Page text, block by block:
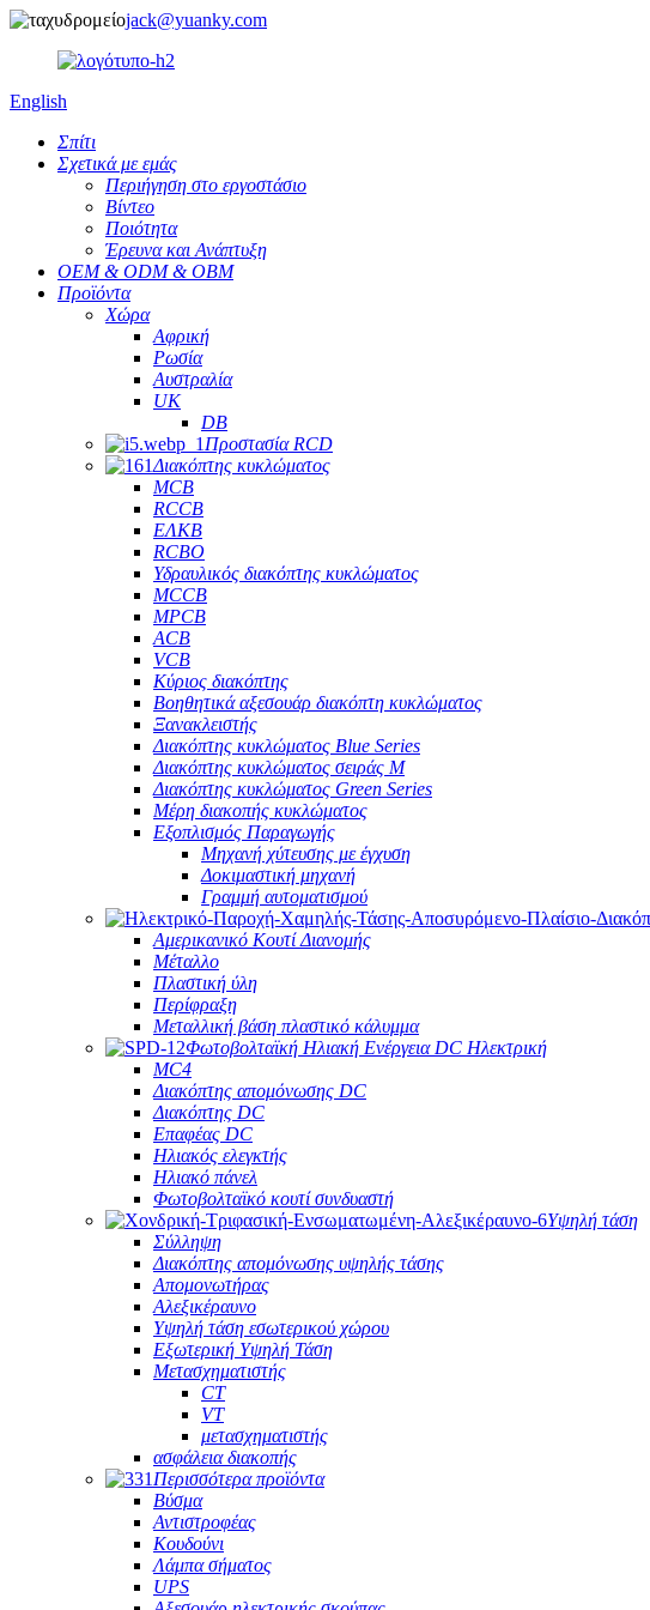
jack@yuanky.com
English
Σπίτι
Σχετικά με εμάς
Περιήγηση στο εργοστάσιο
Βίντεο
Ποιότητα
Έρευνα και Ανάπτυξη
OEM & ODM & OBM
Προϊόντα
Χώρα
Αφρική
Ρωσία
Αυστραλία
UK
DB
Προστασία RCD
Διακόπτης κυκλώματος
MCB
RCCB
ΕΛΚΒ
RCBO
Υδραυλικός διακόπτης κυκλώματος
MCCB
MPCB
ACB
VCB
Κύριος διακόπτης
Βοηθητικά αξεσουάρ διακόπτη κυκλώματος
Ξανακλειστής
Διακόπτης κυκλώματος Blue Series
Διακόπτης κυκλώματος σειράς M
Διακόπτης κυκλώματος Green Series
Μέρη διακοπής κυκλώματος
Εξοπλισμός Παραγωγής
Μηχανή χύτευσης με έγχυση
Δοκιμαστική μηχανή
Γραμμή αυτοματισμού
Αμερικανικό Κουτί Διανομής
Μέταλλο
Πλαστική ύλη
Περίφραξη
Μεταλλική βάση πλαστικό κάλυμμα
Φωτοβολταϊκή Ηλιακή Ενέργεια DC Ηλεκτρική
MC4
Διακόπτης απομόνωσης DC
Διακόπτης DC
Επαφέας DC
Ηλιακός ελεγκτής
Ηλιακό πάνελ
Φωτοβολταϊκό κουτί συνδυαστή
Υψηλή τάση
Σύλληψη
Διακόπτης απομόνωσης υψηλής τάσης
Απομονωτήρας
Αλεξικέραυνο
Υψηλή τάση εσωτερικού χώρου
Εξωτερική Υψηλή Τάση
Μετασχηματιστής
CT
VT
μετασχηματιστής
ασφάλεια διακοπής
Περισσότερα προϊόντα
Βύσμα
Αντιστροφέας
Κουδούνι
Λάμπα σήματος
UPS